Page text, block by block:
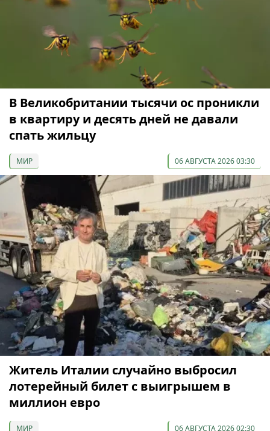
В Великобритании тысячи ос проникли
в квартиру и десять дней не давали
спать жильцу
МИР 06 АВГУСТА 2026 03:30
Житель Италии случайно выбросил
лотерейный билет с выигрышем в
миллион евро
МИР 06 АВГУСТА 2026 02:30